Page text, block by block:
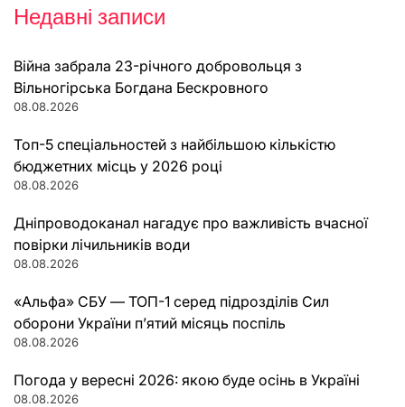
Недавні записи
Війна забрала 23-річного добровольця з
Вільногірська Богдана Бескровного
08.08.2026
Топ-5 спеціальностей з найбільшою кількістю
бюджетних місць у 2026 році
08.08.2026
Дніпроводоканал нагадує про важливість вчасної
повірки лічильників води
08.08.2026
«Альфа» СБУ — ТОП-1 серед підрозділів Сил
оборони України п’ятий місяць поспіль
08.08.2026
Погода у вересні 2026: якою буде осінь в Україні
08.08.2026